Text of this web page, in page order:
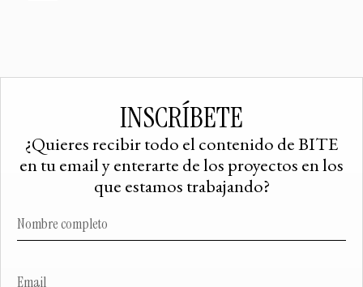
INSCRÍBETE
¿Quieres recibir todo el contenido de BITE
en tu email y enterarte de los proyectos en los
que estamos trabajando?